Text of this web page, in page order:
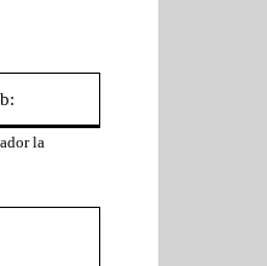
la